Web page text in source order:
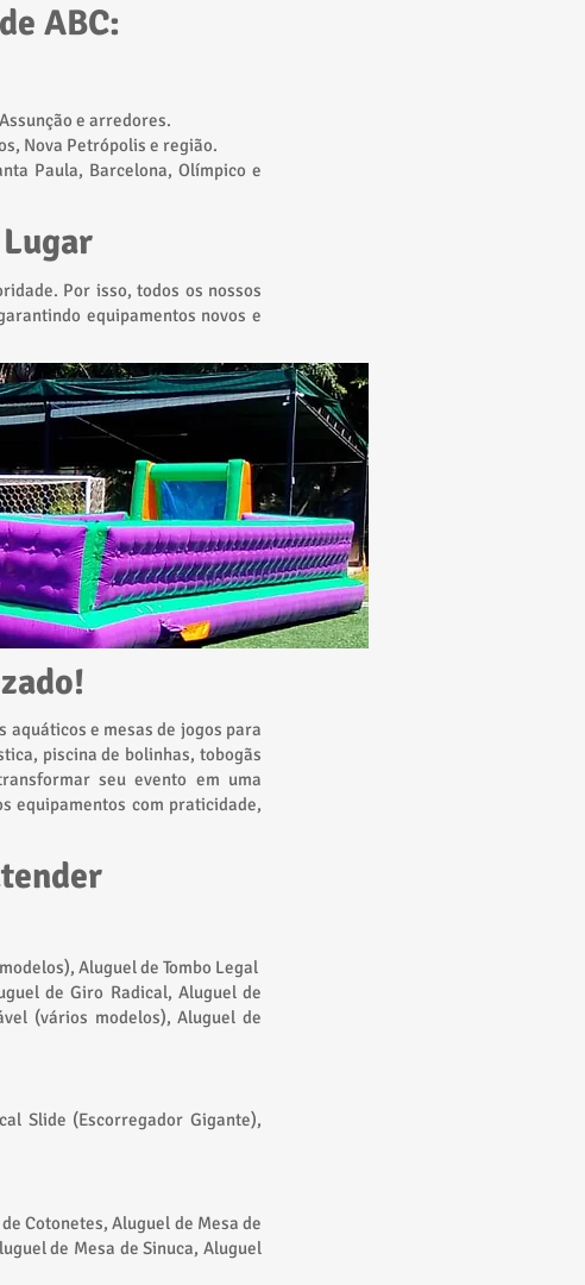
ABC:
e arredores.
Nova Petrópolis e região.
Paula, Barcelona, Olímpico e
Por isso, todos os nossos
equipamentos novos e
e mesas de jogos para
piscina de bolinhas, tobogãs
seu evento em uma
equipamentos com praticidade,
Aluguel de Tombo Legal
de Giro Radical, Aluguel de
(vários modelos), Aluguel de
Slide (Escorregador Gigante),
Cotonetes, Aluguel de Mesa de
de Mesa de Sinuca, Aluguel